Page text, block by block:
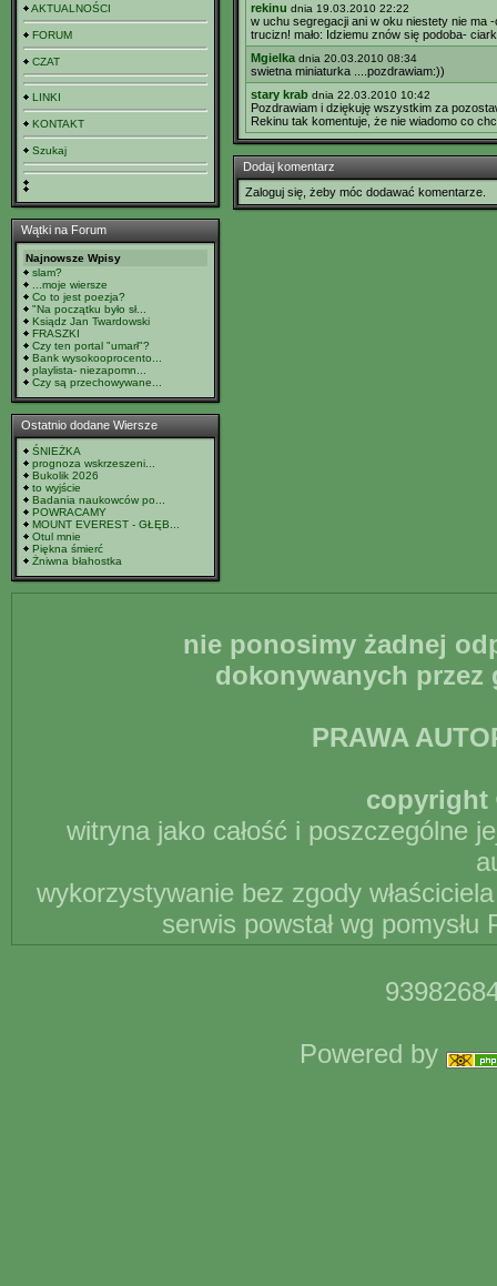
AKTUALNOŚCI
FORUM
CZAT
LINKI
KONTAKT
Szukaj
Wątki na Forum
Najnowsze Wpisy
slam?
...moje wiersze
Co to jest poezja?
"Na początku było sł...
Ksiądz Jan Twardowski
FRASZKI
Czy ten portal "umarł"?
Bank wysokooprocento...
playlista- niezapomn...
Czy są przechowywane...
Ostatnio dodane Wiersze
ŚNIEŻKA
prognoza wskrzeszeni...
Bukolik 2026
to wyjście
Badania naukowców po...
POWRACAMY
MOUNT EVEREST - GŁĘB...
Otul mnie
Piękna śmierć
Żniwna błahostka
rekinu dnia 19.03.2010 22:22
w uchu segregacji ani w oku niestety nie ma
trucizn! mało: Idziemu znów się podoba-
Mgielka dnia 20.03.2010 08:34
swietna miniaturka ....pozdrawiam:))
stary krab dnia 22.03.2010 10:42
Pozdrawiam i dziękuję wszystkim za
Rekinu tak komentuje, że nie wiadomo co
Dodaj komentarz
Zaloguj się, żeby móc dodawać komentarze.
nie ponosimy żadnej
dokonywanych
PRAWA
copyright
witryna jako całość i poszczególne
wykorzystywanie bez zgody
serwis powstał wg
Powered by